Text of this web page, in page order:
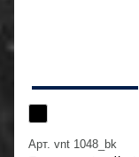
Арт. vnt 1048_bk